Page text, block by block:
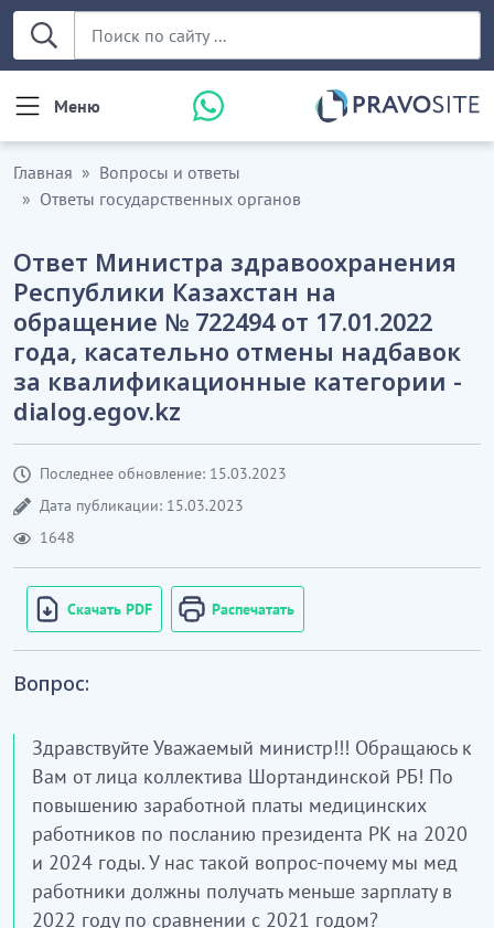
Меню
Главная
Вопросы и ответы
Ответы государственных органов
Ответ Министра здравоохранения
Республики Казахстан на
обращение № 722494 от 17.01.2022
года, касательно отмены надбавок
за квалификационные категории -
dialog.egov.kz
Последнее обновление: 15.03.2023
Дата публикации: 15.03.2023
1648
Скачать PDF Распечатать
Вопрос:
Здравствуйте Уважаемый министр!!! Обращаюсь к
Вам от лица коллектива Шортандинской РБ! По
повышению заработной платы медицинских
работников по посланию президента РК на 2020
и 2024 годы. У нас такой вопрос-почему мы мед
работники должны получать меньше зарплату в
2022 году по сравнении с 2021 годом?